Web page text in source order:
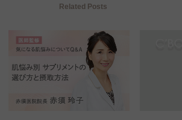
Related Posts